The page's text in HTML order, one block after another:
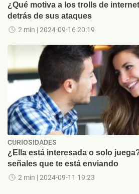
¿Qué motiva a los trolls de
detrás de sus ataques
2 min | 2024-09-16 20:19
CURIOSIDADES
¿Ella está interesada o solo
señales que te está enviando
2 min | 2024-09-11 19:23